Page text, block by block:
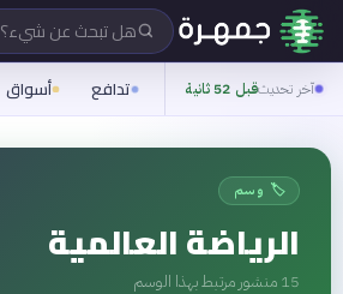
هل تبحث عن شيء؟
آخر تحديثقبل 52 ثانية تدافع أسواق
🏷️ وسم
الرياضة العالمية
15 منشور مرتبط بهذا الوسم